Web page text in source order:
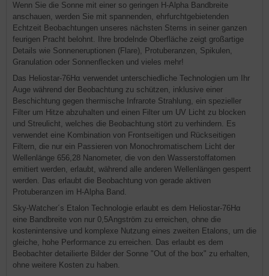
Wenn Sie die Sonne mit einer so geringen H-Alpha Bandbreite
anschauen, werden Sie mit spannenden, ehrfurchtgebietenden
Echtzeit Beobachtungen unseres nächsten Sterns in seiner ganzen
feurigen Pracht belohnt. Ihre brodelnde Oberfläche zeigt großartige
Details wie Sonneneruptionen (Flare), Protuberanzen, Spikulen,
Granulation oder Sonnenflecken und vieles mehr!
Das Heliostar-76Hα verwendet unterschiedliche Technologien um Ihr
Auge während der Beobachtung zu schützen, inklusive einer
Beschichtung gegen thermische Infrarote Strahlung, ein spezieller
Filter um Hitze abzuhalten und einen Filter um UV Licht zu blocken
und Streulicht, welches die Beobachtung stört zu verhindern. Es
verwendet eine Kombination von Frontseitigen und Rückseitigen
Filtern, die nur ein Passieren von Monochromatischem Licht der
Wellenlänge 656,28 Nanometer, die von den Wasserstoffatomen
emitiert werden, erlaubt, während alle anderen Wellenlängen gesperrt
werden. Das erlaubt die Beobachtung von gerade aktiven
Protuberanzen im H-Alpha Band.
Sky-Watcher´s Etalon Technologie erlaubt es dem Heliostar-76Hα
eine Bandbreite von nur 0,5Angström zu erreichen, ohne die
kostenintensive und komplexe Nutzung eines zweiten Etalons, um die
gleiche, hohe Performance zu erreichen. Das erlaubt es dem
Beobachter detailierte Bilder der Sonne "Out of the box" zu erhalten,
ohne weitere Kosten zu haben.